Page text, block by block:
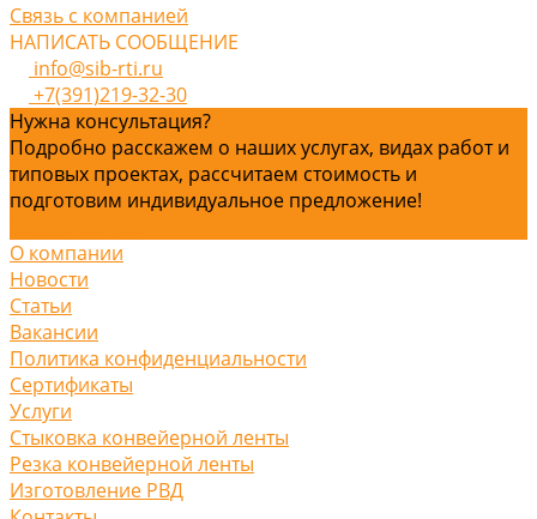
Связь с компанией
НАПИСАТЬ СООБЩЕНИЕ
info@sib-rti.ru
+7(391)219-32-30
Нужна консультация?
Подробно расскажем о наших услугах, видах работ и
типовых проектах, рассчитаем стоимость и
подготовим индивидуальное предложение!
О компании
Новости
Статьи
Вакансии
Политика конфиденциальности
Сертификаты
Услуги
Стыковка конвейерной ленты
Резка конвейерной ленты
Изготовление РВД